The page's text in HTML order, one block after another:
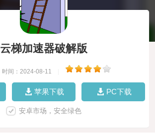
云梯加速器破解版
时间：2024-08-11
苹果下载 PC下载
安卓市场，安全绿色